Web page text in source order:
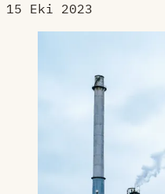
15 Eki 2023